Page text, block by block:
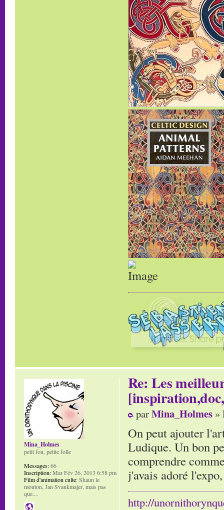
Re: Les
parMina_Holmes »
On peut ajouter
Ludique. Un bon
comprendre
j'avais adoré
http://
Mina_Holmes
petit fou, petite folle
Messages:66
Inscription:Mar Fév 26, 2013 6:58 pm
Film d'animation culte:Shaun le
mouton, Jan Svankmajer, mais pas
que....